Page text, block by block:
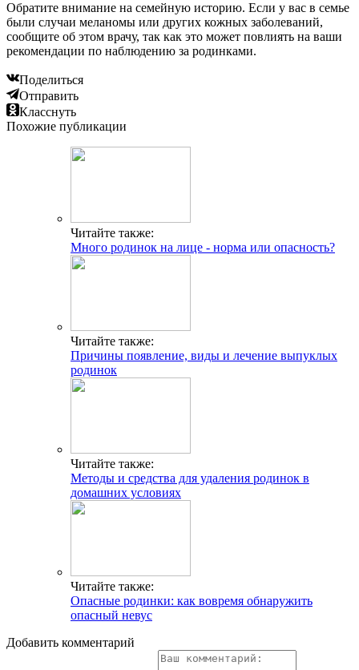
Обратите внимание на семейную историю. Если у вас в семье
были случаи меланомы или других кожных заболеваний,
сообщите об этом врачу, так как это может повлиять на ваши
рекомендации по наблюдению за родинками.
Поделиться
Отправить
Класснуть
Похожие публикации
Читайте также:
Много родинок на лице - норма или опасность?
Читайте также:
Причины появление, виды и лечение выпуклых
родинок
Читайте также:
Методы и средства для удаления родинок в
домашних условиях
Читайте также:
Опасные родинки: как вовремя обнаружить
опасный невус
Добавить комментарий